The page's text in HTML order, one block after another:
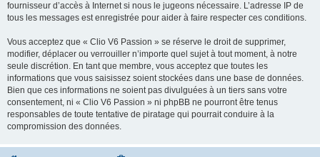
fournisseur d’accès à Internet si nous le jugeons nécessaire. L’adresse IP de
tous les messages est enregistrée pour aider à faire respecter ces conditions.
Vous acceptez que « Clio V6 Passion » se réserve le droit de supprimer,
modifier, déplacer ou verrouiller n’importe quel sujet à tout moment, à notre
seule discrétion. En tant que membre, vous acceptez que toutes les
informations que vous saisissez soient stockées dans une base de données.
Bien que ces informations ne soient pas divulguées à un tiers sans votre
consentement, ni « Clio V6 Passion » ni phpBB ne pourront être tenus
responsables de toute tentative de piratage qui pourrait conduire à la
compromission des données.